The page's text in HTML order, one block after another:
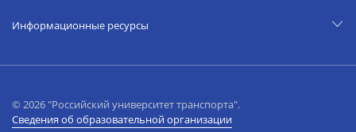
Информационные ресурсы
© 2026 "Российский университет транспорта".
Сведения об образовательной организации